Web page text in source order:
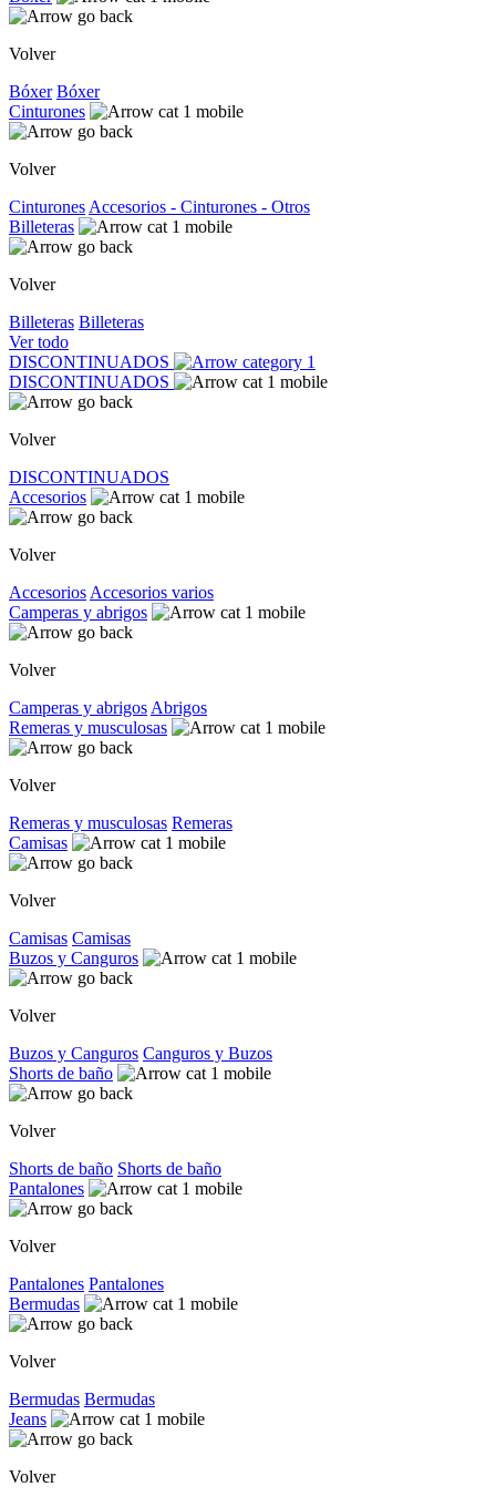
Volver
Bóxer Bóxer
Cinturones
Volver
Cinturones Accesorios - Cinturones - Otros
Billeteras
Volver
Billeteras Billeteras
Ver todo
DISCONTINUADOS
DISCONTINUADOS
Volver
DISCONTINUADOS
Accesorios
Volver
Accesorios Accesorios varios
Camperas y abrigos
Volver
Camperas y abrigos Abrigos
Remeras y musculosas
Volver
Remeras y musculosas Remeras
Camisas
Volver
Camisas Camisas
Buzos y Canguros
Volver
Buzos y Canguros Canguros y Buzos
Shorts de baño
Volver
Shorts de baño Shorts de baño
Pantalones
Volver
Pantalones Pantalones
Bermudas
Volver
Bermudas Bermudas
Jeans
Volver